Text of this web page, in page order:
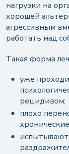
нагрузки на
хорошей
агрессивным
работать над
Такая форма
уже
рецидивом;
плохо